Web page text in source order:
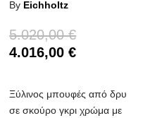
By Eichholtz
5.020,00€
4.016,00€
Ξύλινος μπουφές από δρυ
σε σκούρο γκρι χρώμα με